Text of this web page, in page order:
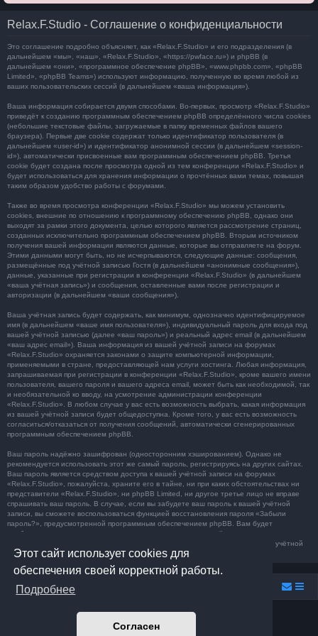
Этот сайт использует cookies для
обеспечения своей корректной работы.
Подробнее
Согласен
Relax.F.Studio - Соглашение о конфиденциальности
Это соглашение подробно объясняет, как «Relax.F.Studio» и его подразделения (в
дальнейшем «мы», «наш», «Relax.F.Studio», «https://pwface.ru») и phpBB (в
дальнейшем «они», «программное обеспечение phpBB», «www.phpbb.com», «phpBB
Limited», «phpBB Teams») используют информацию, полученную во время любой из
ваших пользовательских сессий (в дальнейшем «ваша информация»).
Ваша информация собирается двумя способами. Во-первых, просмотр «Relax.F.Studio»
приведёт к созданию программным обеспечением phpBB определённого числа cookies
(небольшие текстовые файлы, загружаемые в папку временных файлов вашего
браузера). Первые две cookie содержат только идентификатор пользователя (в
дальнейшем «user-id») и идентификатор анонимной сессии (в дальнейшем «session-
id»), автоматически присвоенные вам программным обеспечением phpBB. Третья
cookie будет создана после просмотра одной из тем конференции «Relax.F.Studio» и
будет использоваться для хранения информации о прочтённых вами темах, повышая
таким образом удобство работы с форумами.
Также во время просмотра конференции «Relax.F.Studio» мы можем установить
cookies, внешние по отношению к программному обеспечению phpBB, однако они
выходят за рамки этого документа, целью которого является рассмотрение страниц,
созданных исключительно программным обеспечением phpBB. Вторым источником
получения вашей информации являются данные, которые вы отправляете на форум.
Этими данными могут быть, но не исчерпываются, следующие данные: сообщения,
размещённые под учётной записью Гостя (в дальнейшем «анонимные сообщения»),
данные, указанные при регистрации в конференции «Relax.F.Studio» (в дальнейшем
«ваша учётная запись») и сообщения, оставленные вами после регистрации и
авторизации (в дальнейшем «ваши сообщения»).
Ваша учётная запись будет содержать, как минимум, однозначно идентифицируемое
имя (в дальнейшем «ваше имя пользователя»), индивидуальный пароль для входа под
вашей учётной записью (далее «ваш пароль») и реальный адрес email (в дальнейшем
«ваш адрес email»). Ваша информация из вашей учётной записи на форумах
«Relax.F.Studio» охраняется законами о защите компьютерной информации,
применяемыми в стране, предоставляющей нам услуги хостинга. Любая информация,
запрашиваемая при регистрации в конференции «Relax.F.Studio», кроме вашего имени
пользователя, вашего пароля и вашего адреса email, может быть как необходимой, так
и необязательной ко вводу, на усмотрение администрации конференции
«Relax.F.Studio». В любом случае у вас есть возможность выбрать, какая информация
из вашей учётной записи будет общедоступна. Кроме того, у вас есть возможность
согласиться/отказаться от получения сообщений, автоматически сгенерированных
программным обеспечением phpBB.
Ваш пароль надёжно зашифрован (односторонним хэшированием). Однако не
рекомендуется использовать этот же самый пароль, регистрируясь на других сайтах.
Ваш пароль является средством доступа к вашей учётной записи на форумах
«Relax.F.Studio», пожалуйста, храните его в тайне, ни при каких обстоятельствах ни
представители «Relax.F.Studio», ни phpBB Limited, ни другое третье лицо не вправе
спрашивать ваш пароль. В случае, если вы забудете ваш пароль к вашей учётной
записи, вы сможете воспользоваться функцией восстановления пароля «Забыли
пароль?», предусмотренной программным обеспечением phpBB. Вам будет
необходимо ввести ваше имя пользователя и ваш адрес email, после чего
программное обеспечение phpBB сгенерирует вам новый пароль для вашей учётной
записи.
Relax.F.Studio
Создано на основеphpBB® Forum Software © phpBB Limited
Prosilver Dark Edition by